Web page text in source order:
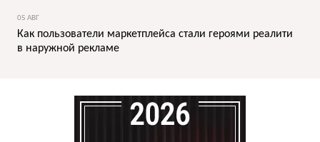
05 АВГ
Как пользователи маркетплейса стали героями реалити
в наружной рекламе